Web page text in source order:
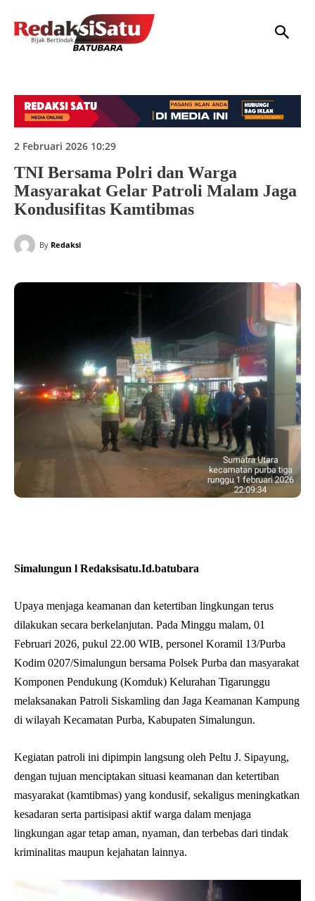
2 Februari 2026 10:29
TNI Bersama Polri dan Warga
Masyarakat Gelar Patroli Malam Jaga
Kondusifitas Kamtibmas
By Redaksi
Simalungun l Redaksisatu.Id.batubara
Upaya menjaga keamanan dan ketertiban lingkungan terus
dilakukan secara berkelanjutan. Pada Minggu malam, 01
Februari 2026, pukul 22.00 WIB, personel Koramil 13/Purba
Kodim 0207/Simalungun bersama Polsek Purba dan masyarakat
Komponen Pendukung (Komduk) Kelurahan Tigarunggu
melaksanakan Patroli Siskamling dan Jaga Keamanan Kampung
di wilayah Kecamatan Purba, Kabupaten Simalungun.
Kegiatan patroli ini dipimpin langsung oleh Peltu J. Sipayung,
dengan tujuan menciptakan situasi keamanan dan ketertiban
masyarakat (kamtibmas) yang kondusif, sekaligus meningkatkan
kesadaran serta partisipasi aktif warga dalam menjaga
lingkungan agar tetap aman, nyaman, dan terbebas dari tindak
kriminalitas maupun kejahatan lainnya.